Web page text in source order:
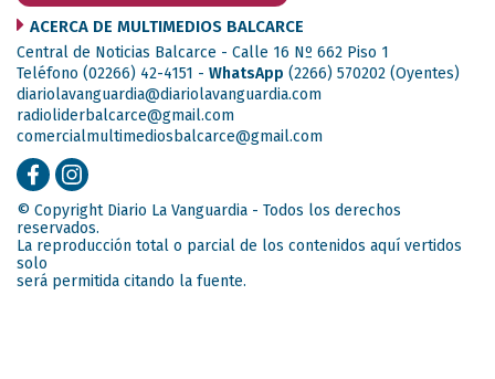
ACERCA DE MULTIMEDIOS BALCARCE
Central de Noticias Balcarce - Calle 16 Nº 662 Piso 1
Teléfono (02266) 42-4151 - WhatsApp (2266) 570202 (Oyentes)
diariolavanguardia@diariolavanguardia.com
radioliderbalcarce@gmail.com
comercialmultimediosbalcarce@gmail.com
© Copyright Diario La Vanguardia - Todos los derechos
reservados.
La reproducción total o parcial de los contenidos aquí vertidos
solo
será permitida citando la fuente.